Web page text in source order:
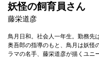
妖怪の飼育員さん
藤栄道彦
鳥月日和。社会人一年生。勤務先
奥吾郎の指導のもと、鳥月は妖
ラマの名手、藤栄道彦が描くユニ